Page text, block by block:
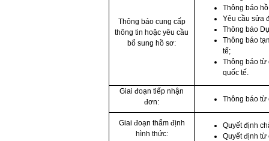
Thông báo cung cấp
thông tin hoặc yêu cầu
bổ sung hồ sơ:
Thông báo
Yêu cầu sửa
Thông báo
Thông báo
tế;
Thông báo từ
quốc tế.
Giai đoạn tiếp nhận
đơn:
Thông báo từ
Giai đoạn thẩm định
hình thức:
Quyết định
Quyết định